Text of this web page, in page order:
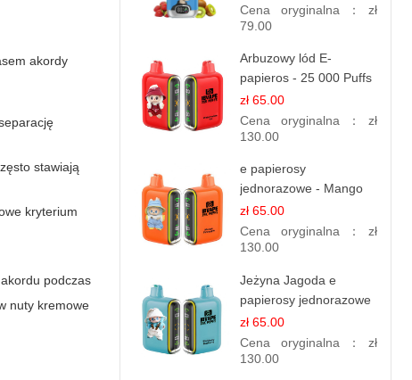
akordy
stawiają
kryterium
podczas
nuty kremowe
Cena oryginalna： zł
79.00
Arbuzowy lód E-
papieros - 25 000 Puffs
zł 65.00
Cena oryginalna： zł
130.00
e papierosy
jednorazowe - Mango
Ananas – 25,000 Puffs
zł 65.00
Cena oryginalna： zł
130.00
Jeżyna Jagoda e
papierosy jednorazowe
- 25 000 Puffs
zł 65.00
Cena oryginalna： zł
130.00